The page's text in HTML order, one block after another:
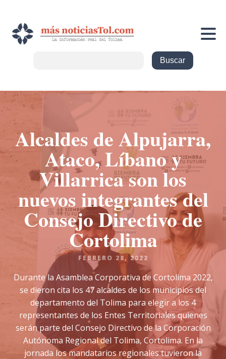
Alcaldes de Alpujarra,
Ataco, Líbano y
Villarrica son los
nuevos integrantes del
Consejo Directivo de
Cortolima
FEBRERO 28, 2022
Durante la Asamblea Corporativa de Cortolima 2022,
se dieron cita los 47 alcaldes de los municipios del
departamento del Tolima para elegir a los 4
representantes de los Entes Territoriales quienes
serán parte del Consejo Directivo de la Corporación
Autónoma Regional del Tolima, Cortolima. En la
jornada los mandatarios regionales tuvieron la